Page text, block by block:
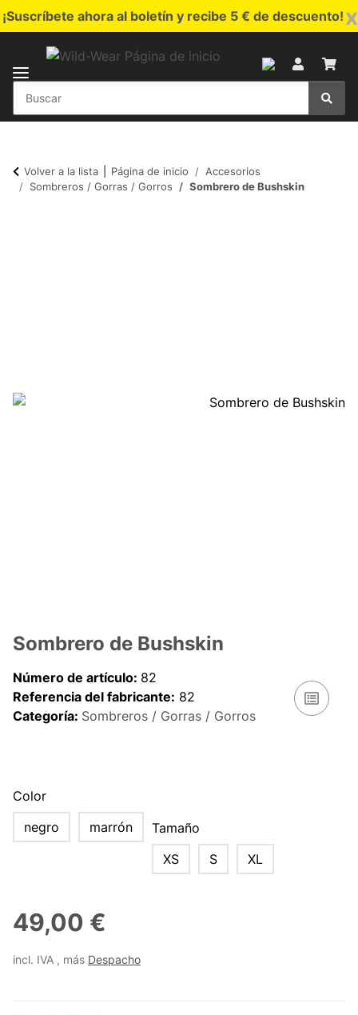
x
¡Suscríbete ahora al boletín y recibe 5 € de descuento!
Volver a la lista Página de inicio
Accesorios
Sombreros / Gorras / Gorros
Sombrero de Bushskin
Sombrero de Bushskin
Número de artículo: 82
Referencia del fabricante: 82
Categoría: Sombreros / Gorras / Gorros
Color
negro
marrón
Tamaño
XS
S XL
49,00 €
incl. IVA , más Despacho